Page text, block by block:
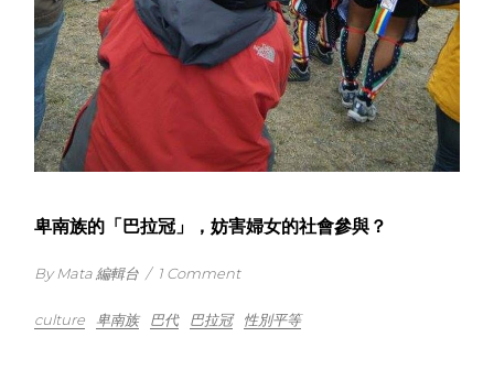
卑南族的「巴拉冠」，妨害婦女的社會參與？
By Mata 編輯台 / 1 Comment
culture 卑南族 巴代 巴拉冠 性別平等